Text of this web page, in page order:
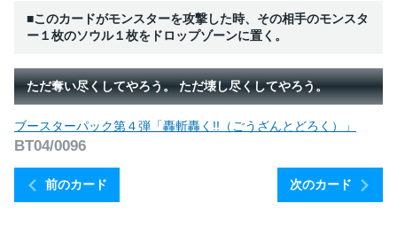
■このカードがモンスターを攻撃した時、その相手のモンスタ
ー１枚のソウル１枚をドロップゾーンに置く。
ただ奪い尽くしてやろう。 ただ壊し尽くしてやろう。
前のカード
ブースターパック第４弾「轟斬轟く!!（ごうざんとどろく）」
BT04/0096
次のカード